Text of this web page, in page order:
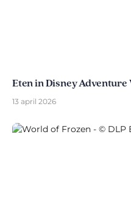
Eten in Disney Adventure
13 april 2026